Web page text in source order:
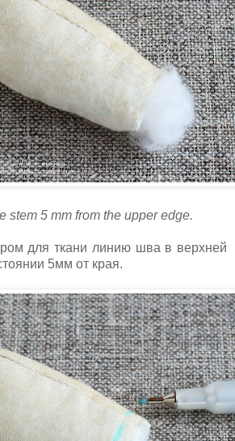
stem 5 mm from the upper edge.
для ткани линию шва в верхней
5мм от края.